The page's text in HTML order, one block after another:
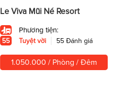
Le Viva Mũi Né Resort
Phương tiện:
55 Tuyệt vời 55 Đánh giá
1.050.000 / Phòng / Đêm